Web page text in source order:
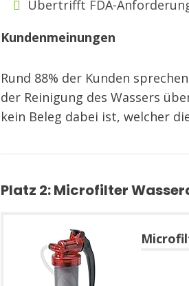
Übertrifft FDA-
Kundenmeinungen
Rund 88% der Kunden
der Reinigung des Wassers
kein Beleg dabei ist, welcher
Platz 2: Microfilter